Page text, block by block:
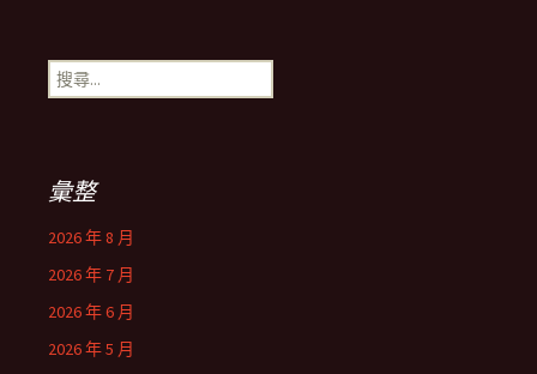
搜
尋
彙整
2026 年 8 月
2026 年 7 月
2026 年 6 月
2026 年 5 月